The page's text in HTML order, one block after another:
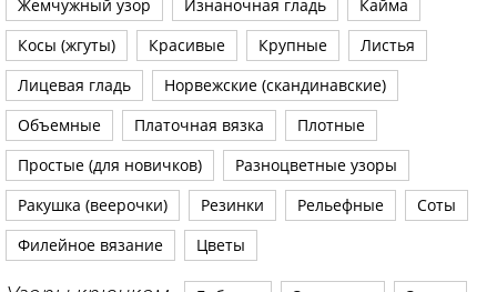
Жемчужный узор
Изнаночная гладь
Кайма
Косы (жгуты)
Красивые Крупные
Листья
Лицевая гладь
Норвежские (скандинавские)
Объемные
Платочная вязка
Плотные
Простые (для новичков)
Разноцветные узоры
Ракушка (веерочки)
Резинки Рельефные
Соты
Филейное вязание
Цветы